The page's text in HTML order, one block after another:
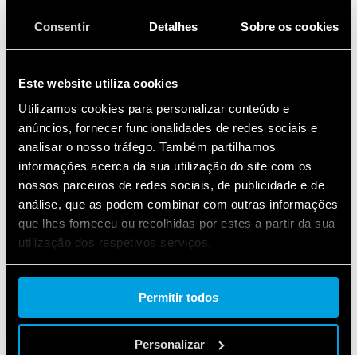
Consentir Detalhes Sobre os cookies
Este website utiliza cookies
Utilizamos cookies para personalizar conteúdo e
anúncios, fornecer funcionalidades de redes sociais e
analisar o nosso tráfego. Também partilhamos
informações acerca da sua utilização do site com os
nossos parceiros de redes sociais, de publicidade e de
análise, que as podem combinar com outras informações
que lhes forneceu ou recolhidas por estes a partir da sua
utilização dos respetivos serviços.
Cookie policy.
Permitir todos
Personalizar
DESTAQUE